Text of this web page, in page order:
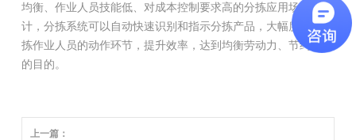
均衡、作业人员技能低、对成本控制要求高的分拣应用场合设
计，分拣系统可以自动快速识别和指示分拣产品，大幅度降低分
拣作业人员的动作环节，提升效率，达到均衡劳动力、节约成本
的目的。
上一篇：